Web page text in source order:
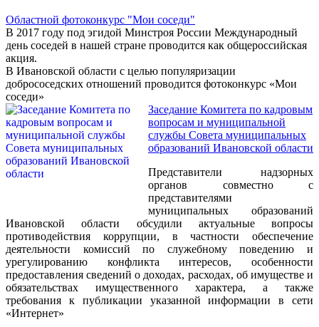
Областной фотоконкурс "Мои соседи"
В 2017 году под эгидой Минстроя России Международный
день соседей в нашей стране проводится как общероссийская
акция.
В Ивановской области с целью популяризации
добрососедских отношений проводится фотоконкурс «Мои
соседи»
Заседание Комитета по кадровым
вопросам и муниципальной
службы Совета муниципальных
образований Ивановской области
Представители надзорных
органов совместно с
представителями
муниципальных образований
Ивановской области обсудили актуальные вопросы
противодействия коррупции, в частности обеспечение
деятельности комиссий по служебному поведению и
урегулированию конфликта интересов, особенности
предоставления сведений о доходах, расходах, об имуществе и
обязательствах имущественного характера, а также
требования к публикации указанной информации в сети
«Интернет»